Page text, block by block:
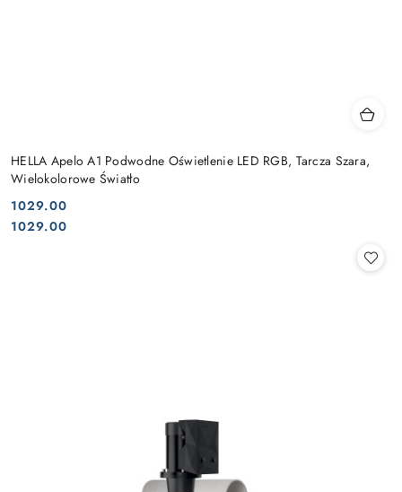
HELLA Apelo A1 Podwodne Oświetlenie LED RGB, Tarcza Szara,
Wielokolorowe Światło
Cena:
1029.00
Cena:
1029.00